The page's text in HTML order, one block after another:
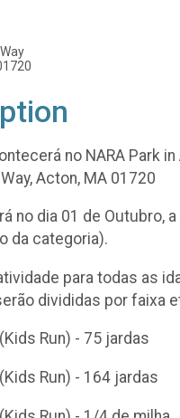
no NARA Park
Acton, MA 01720
no dia 01 de Outubro,
da categoria).
para todas as
divididas por faixa
Run) - 75 jardas
Run) - 164 jardas